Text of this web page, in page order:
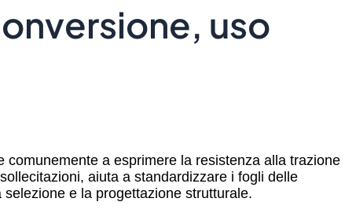
uso
a esprimere la resistenza alla trazione
aiuta a standardizzare i fogli delle
e la progettazione strutturale.